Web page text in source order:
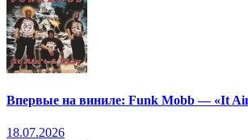
Впервые на виниле: Funk Mobb — «It
18.07.2026